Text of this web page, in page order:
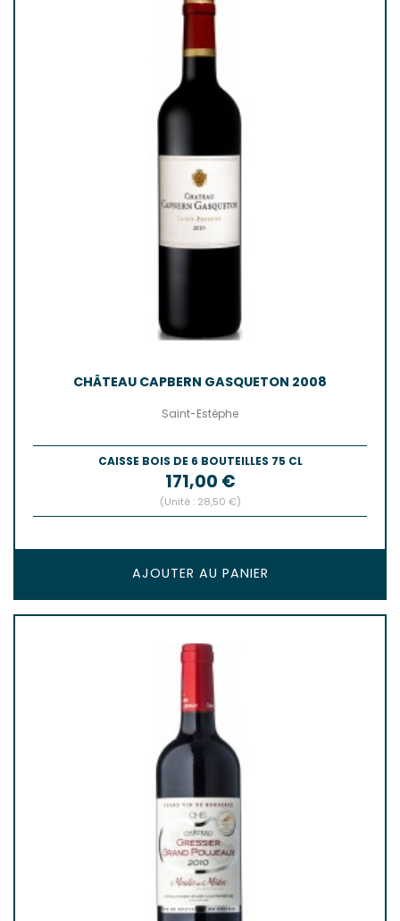
CHÂTEAU CAPBERN GASQUETON 2008
Saint-Estèphe
CAISSE BOIS DE 6 BOUTEILLES 75 CL
Prix
171,00 €
(Unité : 28,50 €)
AJOUTER AU PANIER